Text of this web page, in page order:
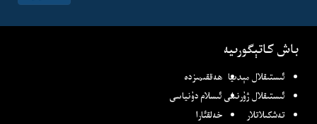
باش كاتېگورىيە
ئىستىقلال مېدىيا ھەققىمىزدە
ئىستىقلال ژۇرنىلى ئىسلام دۇنياسى
تەشكىلاتلار
خەلقئارا